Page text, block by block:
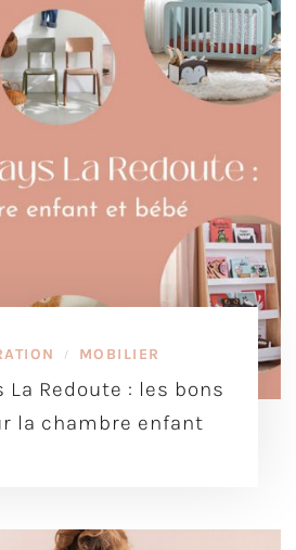
/ MOBILIER
La Redoute : les bons
la chambre enfant